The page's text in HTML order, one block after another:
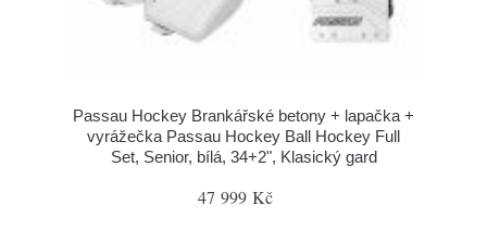
Passau Hockey Brankářské betony + lapačka +
vyrážečka Passau Hockey Ball Hockey Full
Set, Senior, bílá, 34+2", Klasický gard
47 999 Kč